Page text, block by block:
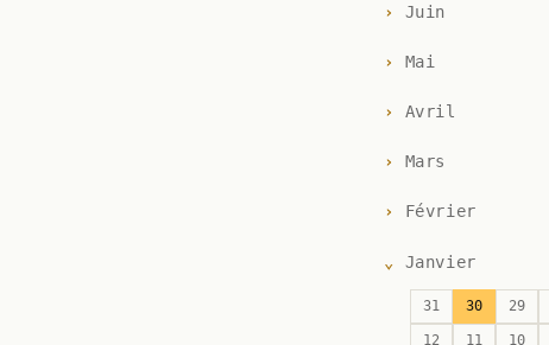
Juin
Mai
Avril
Mars
Février
Janvier
31 30 29
12 11 10